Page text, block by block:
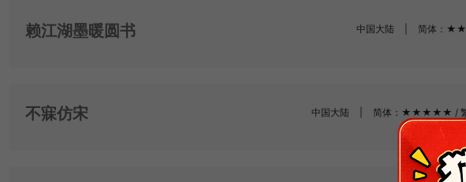
赖江湖墨暖圆书 中国大陆 简体：
不寐仿宋 中国大陆 简体：★★★★★ /